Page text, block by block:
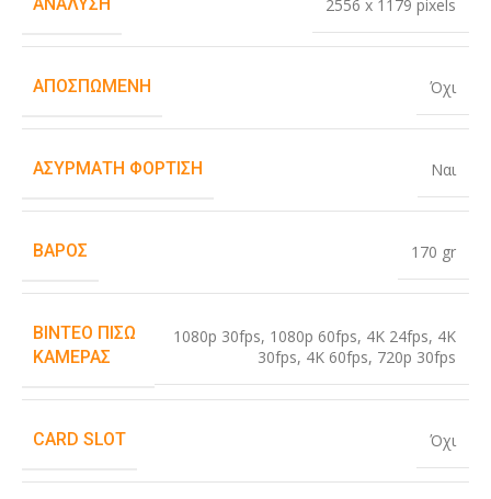
ΑΝΆΛΥΣΗ 2556 x 1179 pixels
ΑΠΟΣΠΏΜΕΝΗ Όχι
ΑΣΎΡΜΑΤΗ ΦΌΡΤΙΣΗ Ναι
ΒΆΡΟΣ 170 gr
ΒΊΝΤΕΟ ΠΊΣΩ
ΚΆΜΕΡΑΣ
1080p 30fps, 1080p 60fps, 4K 24fps, 4K
30fps, 4K 60fps, 720p 30fps
CARD SLOT Όχι